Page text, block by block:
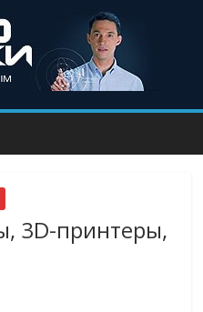
3D-принтеры,